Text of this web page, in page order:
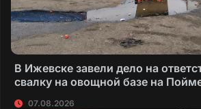
В Ижевске завели дело на
свалку на овощной базе на
07.08.2026